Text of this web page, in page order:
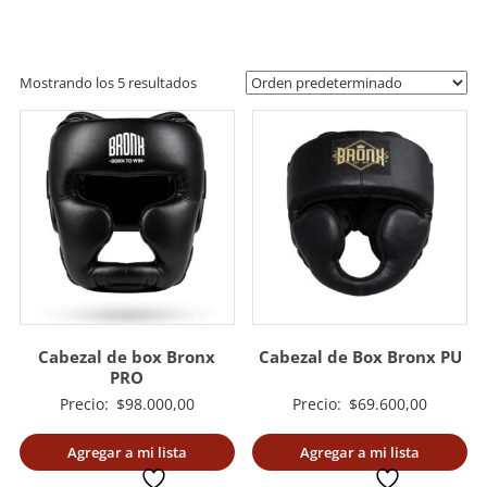
Mostrando los 5 resultados
Cabezal de box Bronx
PRO
Precio: $98.000,00
Agregar a mi lista
Cabezal de Box Bronx PU
Precio: $69.600,00
Agregar a mi lista